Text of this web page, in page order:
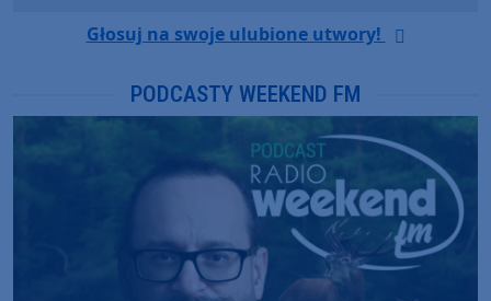
Głosuj na swoje ulubione utwory!
PODCASTY WEEKEND FM